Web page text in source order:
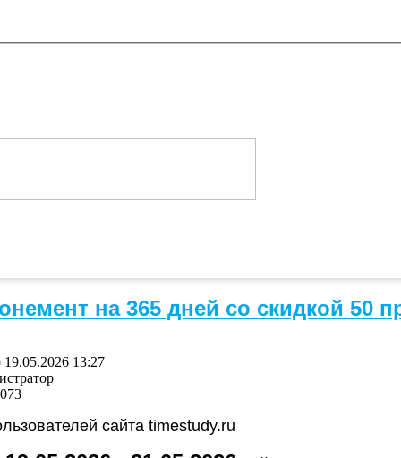
на 365 дней со скидкой 50
13:27
сайта timestudy.ru